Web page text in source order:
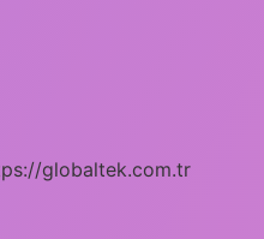
globaltek.com.tr